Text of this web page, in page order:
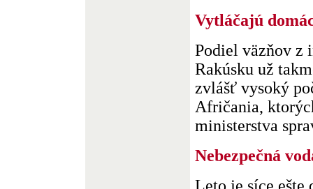
Vytláčajú
Podiel väzňov z
Rakúsku už
zvlášť vysoký
Afričania,
ministerstva
Nebezpečná